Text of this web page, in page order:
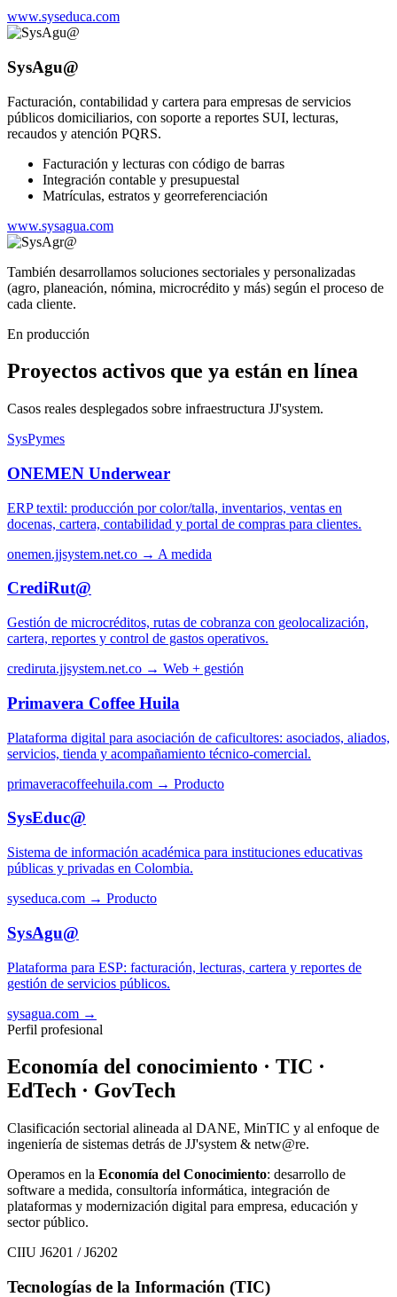
www.syseduca.com
SysAgu@
Facturación, contabilidad y cartera para empresas de servicios
públicos domiciliarios, con soporte a reportes SUI, lecturas,
recaudos y atención PQRS.
Facturación y lecturas con código de barras
Integración contable y presupuestal
Matrículas, estratos y georreferenciación
www.sysagua.com
También desarrollamos soluciones sectoriales y personalizadas
(agro, planeación, nómina, microcrédito y más) según el proceso de
cada cliente.
En producción
Proyectos activos que ya están en línea
Casos reales desplegados sobre infraestructura JJ'system.
SysPymes
ONEMEN Underwear
ERP textil: producción por color/talla, inventarios, ventas en
docenas, cartera, contabilidad y portal de compras para clientes.
onemen.jjsystem.net.co → A medida
CrediRut@
Gestión de microcréditos, rutas de cobranza con geolocalización,
cartera, reportes y control de gastos operativos.
crediruta.jjsystem.net.co → Web + gestión
Primavera Coffee Huila
Plataforma digital para asociación de caficultores: asociados, aliados,
servicios, tienda y acompañamiento técnico-comercial.
primaveracoffeehuila.com → Producto
SysEduc@
Sistema de información académica para instituciones educativas
públicas y privadas en Colombia.
syseduca.com → Producto
SysAgu@
Plataforma para ESP: facturación, lecturas, cartera y reportes de
gestión de servicios públicos.
sysagua.com →
Perfil profesional
Economía del conocimiento · TIC ·
EdTech · GovTech
Clasificación sectorial alineada al DANE, MinTIC y al enfoque de
ingeniería de sistemas detrás de JJ'system & netw@re.
Operamos en la Economía del Conocimiento: desarrollo de
software a medida, consultoría informática, integración de
plataformas y modernización digital para empresa, educación y
sector público.
CIIU J6201 / J6202
Tecnologías de la Información (TIC)